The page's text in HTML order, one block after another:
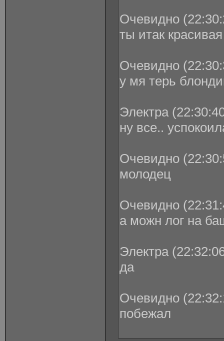
Очевидно
ты итак
Очевидно
у мя терь
Электра
ну все..
Очевидно
молодец
Очевидно
а можн лог на
Электра
да
Очевидно
побежал